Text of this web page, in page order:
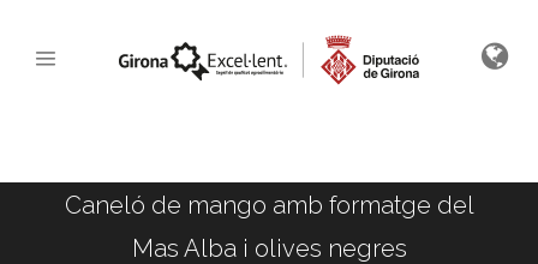
Caneló de mango amb formatge del
Mas Alba i olives negres